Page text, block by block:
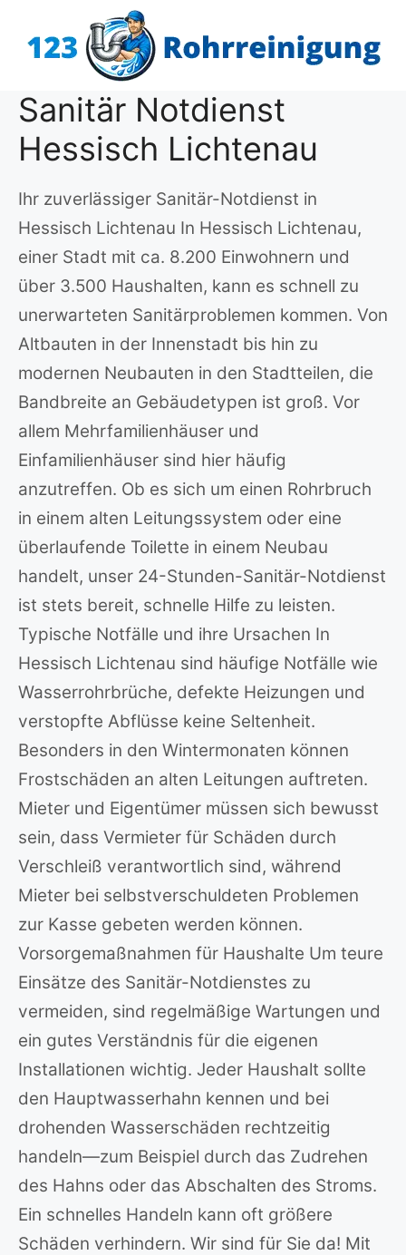
Inhalt
Sanitär Notdienst
Hessisch Lichtenau
Ihr zuverlässiger Sanitär-Notdienst in
Hessisch Lichtenau In Hessisch Lichtenau,
einer Stadt mit ca. 8.200 Einwohnern und
über 3.500 Haushalten, kann es schnell zu
unerwarteten Sanitärproblemen kommen. Von
Altbauten in der Innenstadt bis hin zu
modernen Neubauten in den Stadtteilen, die
Bandbreite an Gebäudetypen ist groß. Vor
allem Mehrfamilienhäuser und
Einfamilienhäuser sind hier häufig
anzutreffen. Ob es sich um einen Rohrbruch
in einem alten Leitungssystem oder eine
überlaufende Toilette in einem Neubau
handelt, unser 24-Stunden-Sanitär-Notdienst
ist stets bereit, schnelle Hilfe zu leisten.
Typische Notfälle und ihre Ursachen In
Hessisch Lichtenau sind häufige Notfälle wie
Wasserrohrbrüche, defekte Heizungen und
verstopfte Abflüsse keine Seltenheit.
Besonders in den Wintermonaten können
Frostschäden an alten Leitungen auftreten.
Mieter und Eigentümer müssen sich bewusst
sein, dass Vermieter für Schäden durch
Verschleiß verantwortlich sind, während
Mieter bei selbstverschuldeten Problemen
zur Kasse gebeten werden können.
Vorsorgemaßnahmen für Haushalte Um teure
Einsätze des Sanitär-Notdienstes zu
vermeiden, sind regelmäßige Wartungen und
ein gutes Verständnis für die eigenen
Installationen wichtig. Jeder Haushalt sollte
den Hauptwasserhahn kennen und bei
drohenden Wasserschäden rechtzeitig
handeln—zum Beispiel durch das Zudrehen
des Hahns oder das Abschalten des Stroms.
Ein schnelles Handeln kann oft größere
Schäden verhindern. Wir sind für Sie da! Mit